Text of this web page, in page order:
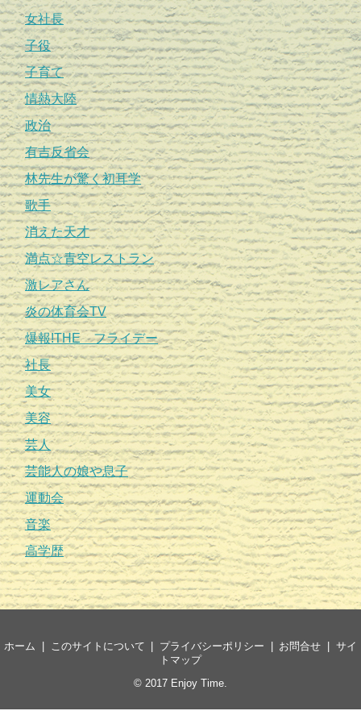
女社長
子役
子育て
情熱大陸
政治
有吉反省会
林先生が驚く初耳学
歌手
消えた天才
満点☆青空レストラン
激レアさん
炎の体育会TV
爆報!THE フライデー
社長
美女
美容
芸人
芸能人の娘や息子
運動会
音楽
高学歴
ホーム このサイトについて プライバシーポリシー お問合せ
サイ
トマップ
© 2017 Enjoy Time.